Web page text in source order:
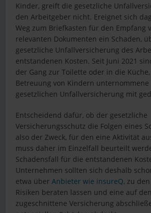
Kinder, greift die gesetzliche
den Arbeitgeber nicht. Ereignet sich
Weg zum Briefkasten für den Empfang
relevanten Dokumenten ein Schaden,
gesetzliche Unfallversicherung des
entstandenen Kosten. Seit Juni 2021
der Gang zur Toilette oder in die
Betreuung von Kindern unternommene
gesetzlichen Unfallversicherung mit
Entscheidend dafür, ob der gesetzliche
Versicherungsschutz die Folgen eines
also der Zweck, für den eine Aktivität
muss daher im Einzelfall beurteilt
Schadensfall für die entstandenen
Unternehmen sollten sich deshalb
etwa überAnbieter wie insureQ, zu
Risiken beraten lassen und eine auf
zugeschnittene Versicherung